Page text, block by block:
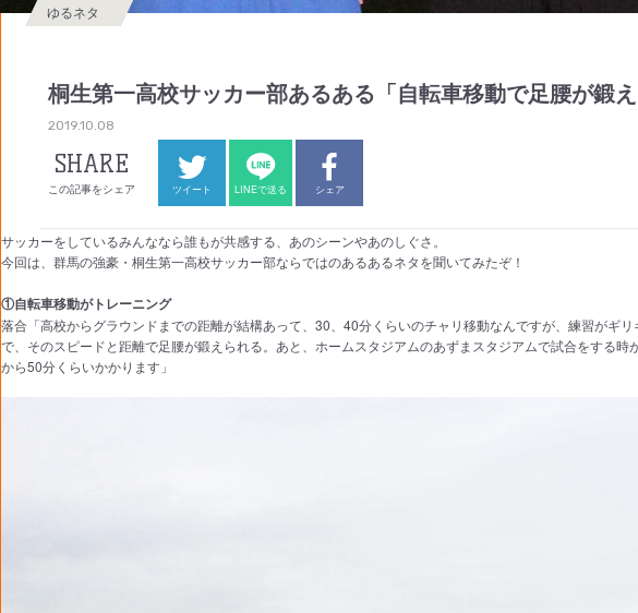
桐生第一高校サッカー部あるある「自転車移動で足腰が鍛
ゆるネタ
2019.10.08
SHARE
この記事をシェア ツイート LINEで送る シェア
サッカーをしているみんななら誰もが共感する、あのシーンやあのしぐさ。
今回は、群馬の強豪・桐生第一高校サッカー部ならではのあるあるネタを聞いてみたぞ！
①自転車移動がトレーニング
落合「高校からグラウンドまでの距離が結構あって、30、40分くらいのチャリ移動なんですが、練習がギ
で、そのスピードと距離で足腰が鍛えられる。あと、ホームスタジアムのあずまスタジアムで試合をする時
から50分くらいかかります」